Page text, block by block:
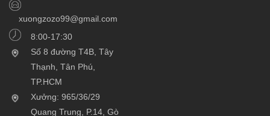
xuongzozo99@gmail.com
8:00-17:30
Số 8 đường T4B, Tây
Thạnh, Tân Phú,
TP.HCM
Xưởng: 965/36/29
Quang Trung, P.14, Gò